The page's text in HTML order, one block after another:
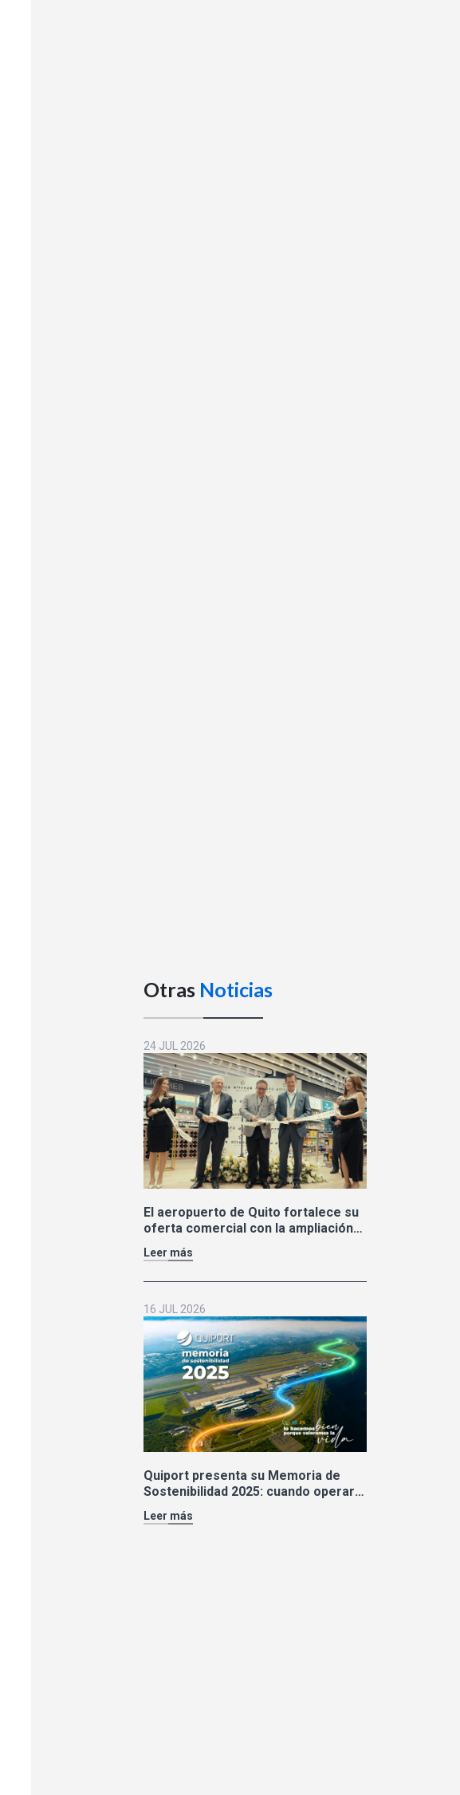
Otras Noticias
24 JUL 2026
El aeropuerto de Quito fortalece su
oferta comercial con la ampliación
de las tiendas Duty Free y la llegada
de Polo Ralph Lauren y Adidas
Leer más
16 JUL 2026
Quiport presenta su Memoria de
Sostenibilidad 2025: cuando operar
bien también significa cuidar la vida
Leer más